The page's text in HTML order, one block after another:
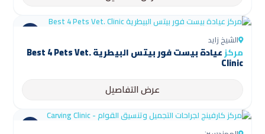
الشيخ زايد
مركز عيادة بيست فور بيتس البيطرية Best 4 Pets Vet.
Clinic
عرض التفاصيل